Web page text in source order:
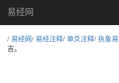
易经网
/ 易经网 / 易经注释/ 单爻注释/ 执象
吉。